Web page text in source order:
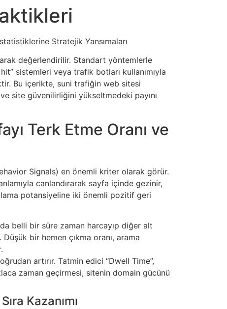
Stratejik Yansımaları
değerlendirilir. Standart yöntemlerle
sistemleri veya trafik botları kullanımıyla
Bu içerikte, suni trafiğin web sitesi
site güvenilirliğini yükseltmedeki payını
Terk Etme Oranı ve
Signals) en önemli kriter olarak görür.
canlandırarak sayfa içinde gezinir,
potansiyeline iki önemli pozitif geri
belli bir süre zaman harcayıp diğer alt
bir hemen çıkma oranı, arama
artırır. Tatmin edici “Dwell Time”,
zaman geçirmesi, sitenin domain gücünü
Kazanımı